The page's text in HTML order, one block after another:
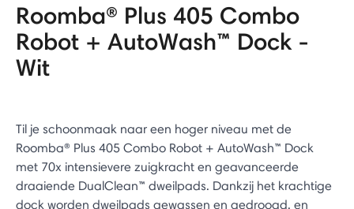
Roomba® Plus 405 Combo
Robot + AutoWash™ Dock -
Wit
Til je schoonmaak naar een hoger niveau met de
Roomba® Plus 405 Combo Robot + AutoWash™ Dock
met 70x intensievere zuigkracht en geavanceerde
draaiende DualClean™ dweilpads. Dankzij het krachtige
dock worden dweilpads gewassen en gedroogd, en